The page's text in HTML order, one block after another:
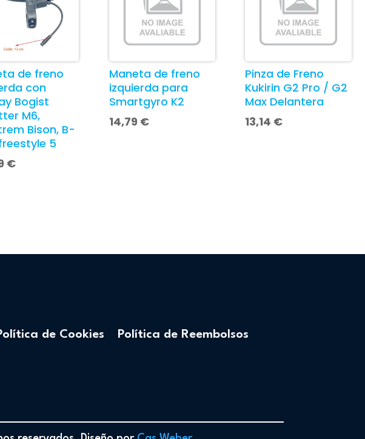
de freno
con
Bogist
M6,
Bison, B-
5
€
Maneta de freno
izquierda para
Smartgyro K2
14,79 €
Pinza de Freno
Kukirin G2 Pro / G2
Max Delantera
13,14 €
de Cookies Política de Reembolsos